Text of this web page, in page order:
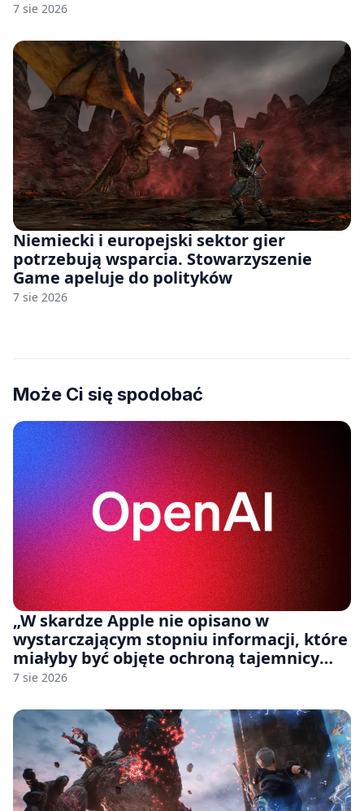
7 sie 2026
Niemiecki i europejski sektor gier
potrzebują wsparcia. Stowarzyszenie
Game apeluje do polityków
7 sie 2026
Może Ci się spodobać
„W skardze Apple nie opisano w
wystarczającym stopniu informacji, które
miałyby być objęte ochroną tajemnicy
handlowej”. OpenAI żąda odrzucenia
7 sie 2026